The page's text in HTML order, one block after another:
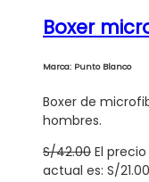
Boxer
Marca: Punto Blanco
Boxer de
hombres.
S/42.00 El
actual es: S/